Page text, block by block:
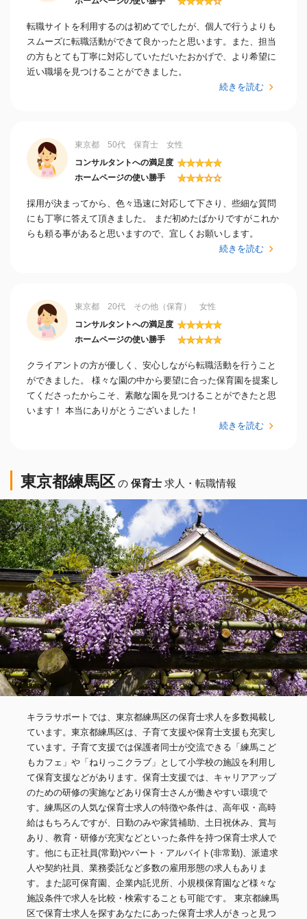
転職サイトを利用するのは初めてでしたが、個人で行うよりも
スムーズに転職活動ができて良かったと思います。また、担当
の方もとても丁寧に対応していただいたおかげで、より希望に
近い職場を見つけることができました。
続きを読む
東京都 50代 保育士 女性
コンサルタントへの満足度 ★★★★★
ホームページの使い勝手 ★★★☆☆
採用が決まってから、色々迅速に対応して下さり、些細な質問
にも丁寧に答えて頂きました。 まだ初めたばかりですがこれか
らも頼る事があると思いますので、宜しくお願いします。
続きを読む
東京都 20代 その他（保育） 女性
コンサルタントへの満足度 ★★★★★
ホームページの使い勝手 ★★★★★
クライアントの方が優しく、安心しながら転職活動を行うこと
ができました。 様々な園の中から要望に合った保育園を提案し
てくださったからこそ、素敵な園を見つけることができたと思
います！ 本当にありがとうございました！
続きを読む
東京都練馬区 の 保育士 求人・転職情報
キララサポートでは、東京都練馬区の保育士求人を多数掲載し
ています。東京都練馬区は、子育て支援や保育士支援も充実し
ています。子育て支援では保護者同士が交流できる「練馬こど
もカフェ」や「ねりっこクラブ」として小学校の施設を利用し
て保育支援などがあります。保育士支援では、キャリアアップ
のための研修の実施などあり保育士さんが働きやすい環境で
す。練馬区の人気な保育士求人の特徴や条件は、高年収・高時
給はもちろんですが、日勤のみや家賃補助、土日祝休み、賞与
あり、教育・研修が充実などといった条件を持つ保育士求人で
す。他にも正社員(常勤)やパート・アルバイト(非常勤)、派遣求
人や契約社員、業務委託など多数の雇用形態の求人もありま
す。また認可保育園、企業内託児所、小規模保育園など様々な
施設条件で求人を比較・検索することも可能です。 東京都練馬
区で保育士求人を探すあなたにあった保育士求人がきっと見つ